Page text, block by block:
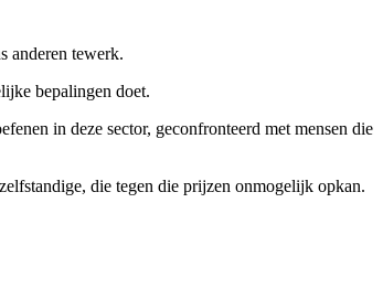
anderen tewerk.
bepalingen doet.
in deze sector, geconfronteerd met mensen die
die tegen die prijzen onmogelijk opkan.